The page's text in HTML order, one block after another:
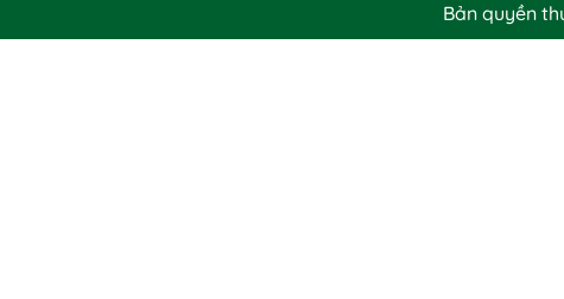
Bản quyền